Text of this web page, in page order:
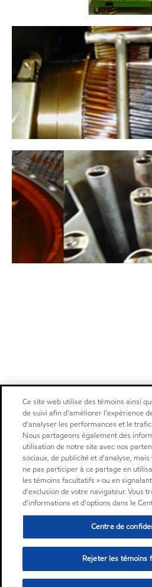
Ce site web utilise des témoins ainsi
de suivi afin d'améliorer l'expérience
d'analyser les performances et le
Nous partageons également des
utilisation de notre site avec nos
sociaux, de publicité et d'analyse,
ne pas participer à ce partage en
les témoins facultatifs » ou en
d'exclusion de votre navigateur. Vous
d'informations et d'options dans le
Centre de
Rejeter les témoins